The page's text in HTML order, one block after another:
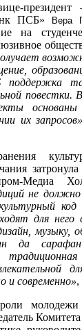
ПСБ»
Вера
на
их запросов»
Медиа
не
код
для него
музыку,
да сарафан
и современно»,